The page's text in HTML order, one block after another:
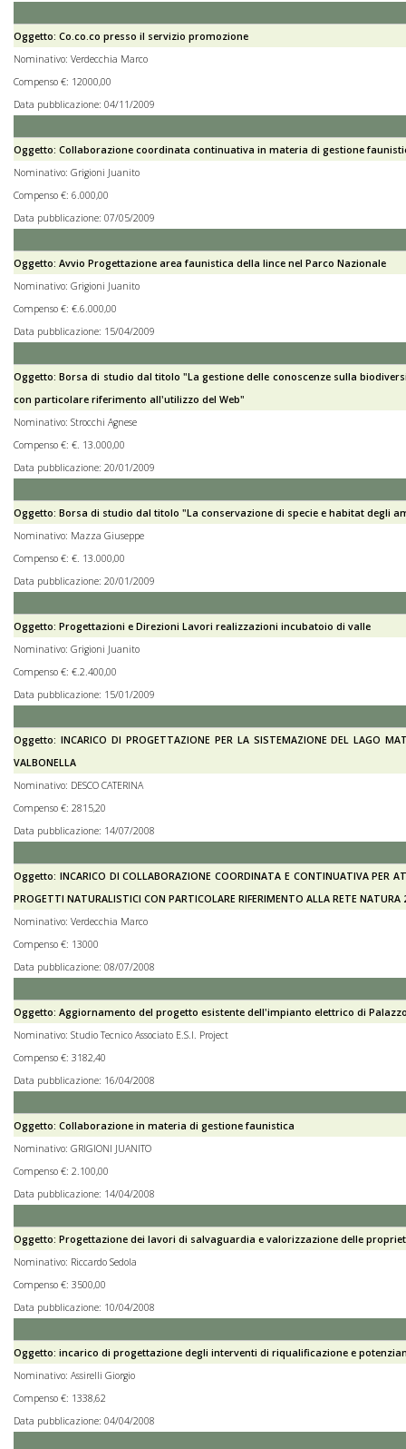
Oggetto: Co.co.co presso il servizio promozione
Nominativo: Verdecchia Marco
Compenso €: 12000,00
Data pubblicazione: 04/11/2009
Oggetto: Collaborazione coordinata continuativa in materia di gestione
Nominativo: Grigioni Juanito
Compenso €: 6.000,00
Data pubblicazione: 07/05/2009
Oggetto: Avvio Progettazione area faunistica della lince nel Parco Nazionale
Nominativo: Grigioni Juanito
Compenso €: €.6.000,00
Data pubblicazione: 15/04/2009
Oggetto: Borsa di studio dal titolo "La gestione delle conoscenze sulla
con particolare riferimento all'utilizzo del Web"
Nominativo: Strocchi Agnese
Compenso €: €. 13.000,00
Data pubblicazione: 20/01/2009
Oggetto: Borsa di studio dal titolo "La conservazione di specie e habitat degli
Nominativo: Mazza Giuseppe
Compenso €: €. 13.000,00
Data pubblicazione: 20/01/2009
Oggetto: Progettazioni e Direzioni Lavori realizzazioni incubatoio di valle
Nominativo: Grigioni Juanito
Compenso €: €.2.400,00
Data pubblicazione: 15/01/2009
Oggetto: INCARICO DI PROGETTAZIONE PER LA SISTEMAZIONE DEL LAGO
VALBONELLA
Nominativo: DESCO CATERINA
Compenso €: 2815,20
Data pubblicazione: 14/07/2008
Oggetto: INCARICO DI COLLABORAZIONE COORDINATA E CONTINUATIVA PER
PROGETTI NATURALISTICI CON PARTICOLARE RIFERIMENTO ALLA RETE NATURA
Nominativo: Verdecchia Marco
Compenso €: 13000
Data pubblicazione: 08/07/2008
Oggetto: Aggiornamento del progetto esistente dell'impianto elettrico di
Nominativo: Studio Tecnico Associato E.S.I. Project
Compenso €: 3182,40
Data pubblicazione: 16/04/2008
Oggetto: Collaborazione in materia di gestione faunistica
Nominativo: GRIGIONI JUANITO
Compenso €: 2.100,00
Data pubblicazione: 14/04/2008
Oggetto: Progettazione dei lavori di salvaguardia e valorizzazione delle
Nominativo: Riccardo Sedola
Compenso €: 3500,00
Data pubblicazione: 10/04/2008
Oggetto: incarico di progettazione degli interventi di riqualificazione e
Nominativo: Assirelli Giorgio
Compenso €: 1338,62
Data pubblicazione: 04/04/2008